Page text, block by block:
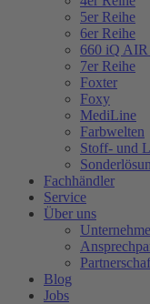
5er Reihe
6er Reihe
660 iQ AIR
7er Reihe
Foxter
Foxy
MediLine
Farbwelten
Stoff- und
Fachhändler
Service
Über uns
Blog
Jobs